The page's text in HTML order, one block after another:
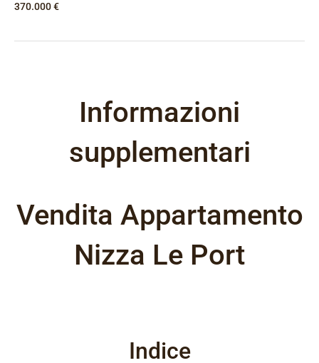
370.000 €
Informazioni
supplementari
Vendita Appartamento
Nizza Le Port
Indice